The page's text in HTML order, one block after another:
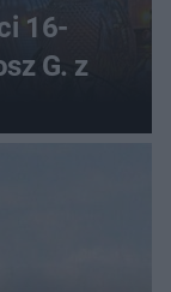
16-
G. z